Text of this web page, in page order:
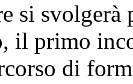
si svolgerà
il primo
di